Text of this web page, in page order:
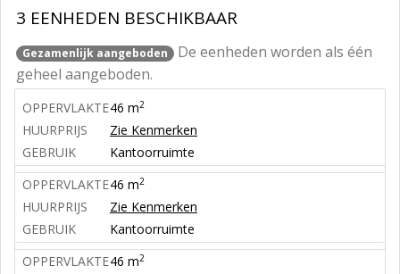
3 EENHEDEN BESCHIKBAAR
Gezamenlijk aangeboden
De eenheden worden als één
geheel aangeboden.
OPPERVLAKTE46 m2
HUURPRIJS
Zie Kenmerken
GEBRUIK
Kantoorruimte
OPPERVLAKTE46 m2
HUURPRIJS
Zie Kenmerken
GEBRUIK
Kantoorruimte
OPPERVLAKTE46 m2